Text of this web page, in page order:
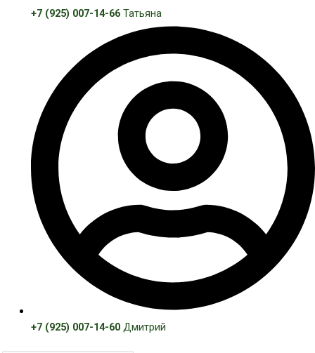
+7 (925) 007-14-66Татьяна
+7 (925) 007-14-60Дмитрий